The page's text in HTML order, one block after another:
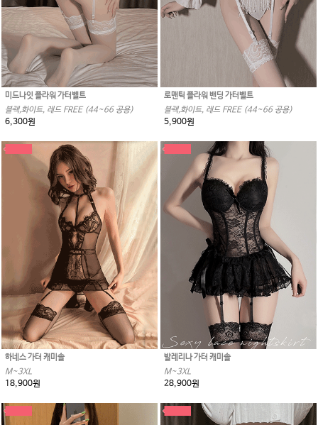
미드나잇 플라워 가터벨트
블랙,화이트, 레드 FREE (44~66 공용)
6,300원
로맨틱 플라워 밴딩 가터벨트
블랙,화이트, 레드 FREE (44~66 공용)
5,900원
하네스 가터 캐미솔
M~3XL
18,900원
발레리나 가터 캐미솔
M~3XL
28,900원